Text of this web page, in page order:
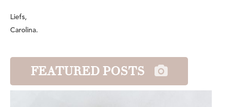
Liefs,
Carolina.
FEATURED POSTS